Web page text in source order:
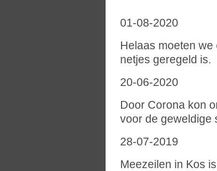
01-08-2020
Helaas moeten
netjes geregeld is.
20-06-2020
Door Corona kon
voor de geweldige
28-07-2019
Meezeilen in Kos